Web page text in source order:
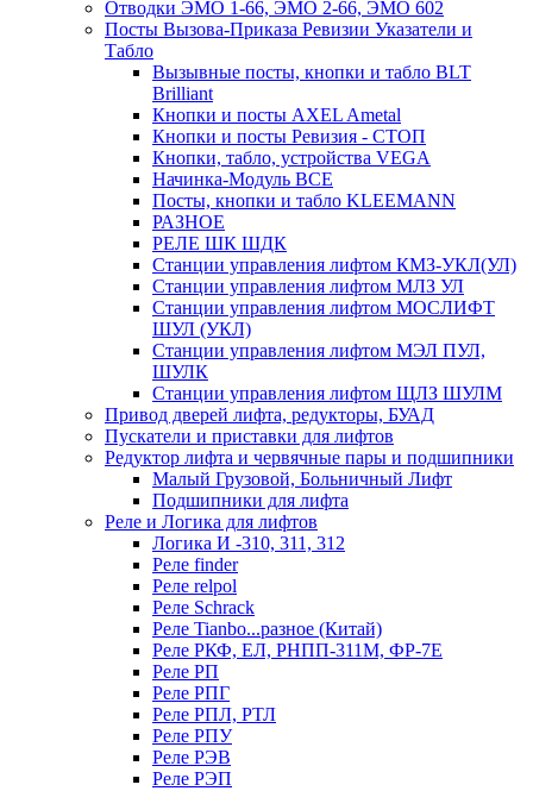
Отводки ЭМО 1-66, ЭМО 2-66, ЭМО 602
Посты Вызова-Приказа Ревизии Указатели и
Табло
Вызывные посты, кнопки и табло BLT
Brilliant
Кнопки и посты AXEL Ametal
Кнопки и посты Ревизия - СТОП
Кнопки, табло, устройства VEGA
Начинка-Модуль ВСЕ
Посты, кнопки и табло KLEEMANN
РАЗНОЕ
РЕЛЕ ШК ШДК
Станции управления лифтом КМЗ-УКЛ(УЛ)
Станции управления лифтом МЛЗ УЛ
Станции управления лифтом МОСЛИФТ
ШУЛ (УКЛ)
Станции управления лифтом МЭЛ ПУЛ,
ШУЛК
Станции управления лифтом ЩЛЗ ШУЛМ
Привод дверей лифта, редукторы, БУАД
Пускатели и приставки для лифтов
Редуктор лифта и червячные пары и подшипники
Малый Грузовой, Больничный Лифт
Подшипники для лифта
Реле и Логика для лифтов
Логика И -310, 311, 312
Реле findеr
Реле relpol
Реле Schrack
Реле Tianbo...разное (Китай)
Реле РКФ, ЕЛ, РНПП-311М, ФР-7Е
Реле РП
Реле РПГ
Реле РПЛ, РТЛ
Реле РПУ
Реле РЭВ
Реле РЭП